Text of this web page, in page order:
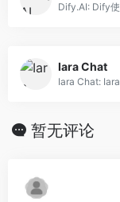
Dify.AI: Dify
Iara Chat
暂无评论